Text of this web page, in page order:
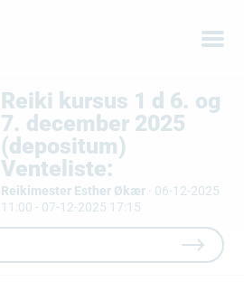
Reiki kursus 1 d 6. og
7. december 2025
(depositum)
Venteliste:
Reikimester Esther Økær· 06-12-2025
11:00 - 07-12-2025 17:15